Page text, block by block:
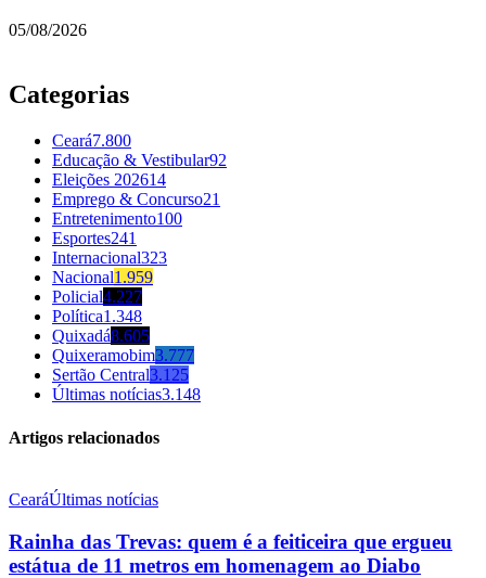
05/08/2026
Categorias
Ceará7.800
Educação & Vestibular92
Eleições 202614
Emprego & Concurso21
Entretenimento100
Esportes241
Internacional323
Nacional1.959
Policial4.227
Política1.348
Quixadá8.605
Quixeramobim3.777
Sertão Central3.125
Últimas notícias3.148
Artigos relacionados
CearáÚltimas notícias
Rainha das Trevas: quem é a feiticeira que ergueu
estátua de 11 metros em homenagem ao Diabo